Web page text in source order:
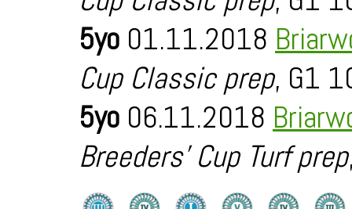
5yo 01.11.2018
Cup Classic prep, G1
5yo 06.11.2018
Breeders' Cup Turf prep